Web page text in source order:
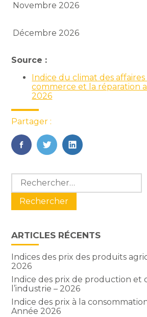
Novembre 2026
Décembre 2026
Source :
Indice du climat des affaires
commerce et la réparation
2026
Partager :
FaceBook
TwitterLinkedIn
Blog
sidebar
Rechercher :
ARTICLES RÉCENTS
Indices des prix des produits
2026
Indice des prix de production et
l’industrie – 2026
Indice des prix à la
Année 2026